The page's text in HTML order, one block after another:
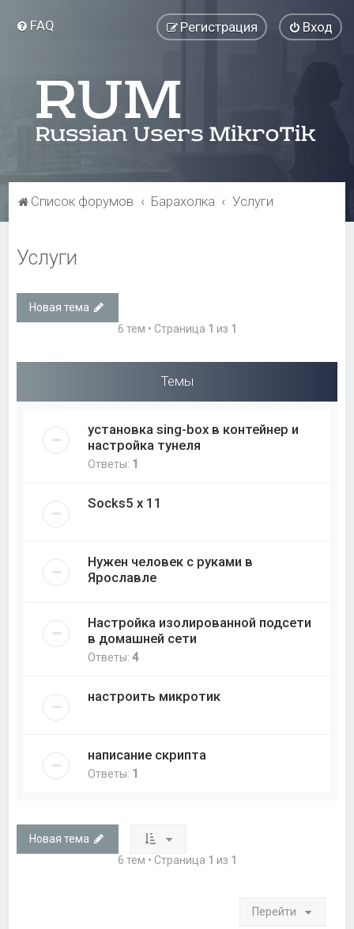
FAQ Вход
Регистрация
Список форумов Барахолка Услуги
Услуги
Новая тема
6 тем • Страница 1 из 1
Темы
установка sing-box в контейнер и
настройка тунеля
Ответы: 1
Socks5 x 11
Нужен человек с руками в
Ярославле
Настройка изолированной подсети
в домашней сети
Ответы:4
настроить микротик
написание скрипта
Ответы: 1
Новая тема
6 тем • Страница 1 из 1
Перейти